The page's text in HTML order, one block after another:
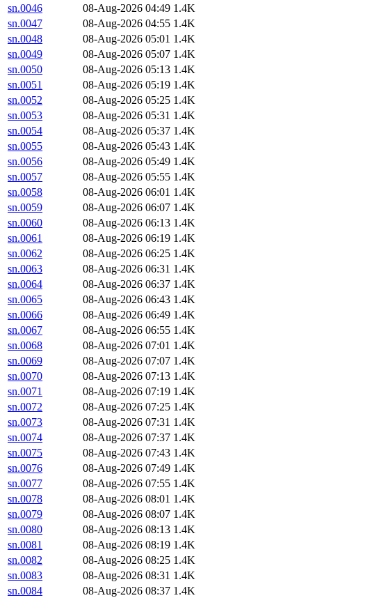
sn.0046
08-Aug-2026 04:49 1.4K
sn.0047
08-Aug-2026 04:55 1.4K
sn.0048
08-Aug-2026 05:01 1.4K
sn.0049
08-Aug-2026 05:07 1.4K
sn.0050
08-Aug-2026 05:13 1.4K
sn.0051
08-Aug-2026 05:19 1.4K
sn.0052
08-Aug-2026 05:25 1.4K
sn.0053
08-Aug-2026 05:31 1.4K
sn.0054
08-Aug-2026 05:37 1.4K
sn.0055
08-Aug-2026 05:43 1.4K
sn.0056
08-Aug-2026 05:49 1.4K
sn.0057
08-Aug-2026 05:55 1.4K
sn.0058
08-Aug-2026 06:01 1.4K
sn.0059
08-Aug-2026 06:07 1.4K
sn.0060
08-Aug-2026 06:13 1.4K
sn.0061
08-Aug-2026 06:19 1.4K
sn.0062
08-Aug-2026 06:25 1.4K
sn.0063
08-Aug-2026 06:31 1.4K
sn.0064
08-Aug-2026 06:37 1.4K
sn.0065
08-Aug-2026 06:43 1.4K
sn.0066
08-Aug-2026 06:49 1.4K
sn.0067
08-Aug-2026 06:55 1.4K
sn.0068
08-Aug-2026 07:01 1.4K
sn.0069
08-Aug-2026 07:07 1.4K
sn.0070
08-Aug-2026 07:13 1.4K
sn.0071
08-Aug-2026 07:19 1.4K
sn.0072
08-Aug-2026 07:25 1.4K
sn.0073
08-Aug-2026 07:31 1.4K
sn.0074
08-Aug-2026 07:37 1.4K
sn.0075
08-Aug-2026 07:43 1.4K
sn.0076
08-Aug-2026 07:49 1.4K
sn.0077
08-Aug-2026 07:55 1.4K
sn.0078
08-Aug-2026 08:01 1.4K
sn.0079
08-Aug-2026 08:07 1.4K
sn.0080
08-Aug-2026 08:13 1.4K
sn.0081
08-Aug-2026 08:19 1.4K
sn.0082
08-Aug-2026 08:25 1.4K
sn.0083
08-Aug-2026 08:31 1.4K
sn.0084
08-Aug-2026 08:37 1.4K